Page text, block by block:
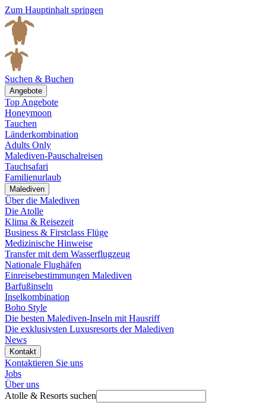
Zum Hauptinhalt springen
Suchen & Buchen
Angebote
Top Angebote
Honeymoon
Tauchen
Länderkombination
Adults Only
Malediven-Pauschalreisen
Tauchsafari
Familienurlaub
Malediven
Über die Malediven
Die Atolle
Klima & Reisezeit
Business & Firstclass Flüge
Medizinische Hinweise
Transfer mit dem Wasserflugzeug
Nationale Flughäfen
Einreisebestimmungen Malediven
Barfußinseln
Inselkombination
Boho Style
Die besten Malediven-Inseln mit Hausriff
Die exklusivsten Luxusresorts der Malediven
News
Kontakt
Kontaktieren Sie uns
Jobs
Über uns
Atolle & Resorts suchen